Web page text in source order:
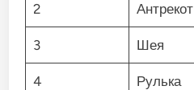
2 Антрекот
3 Шея
4 Рулька